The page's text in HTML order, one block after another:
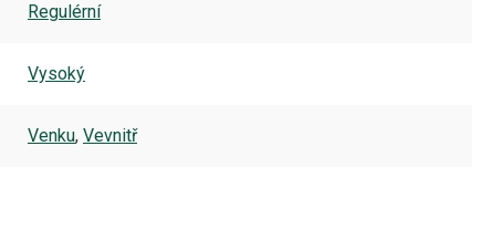
Regulérní
Vysoký
Venku, Vevnitř